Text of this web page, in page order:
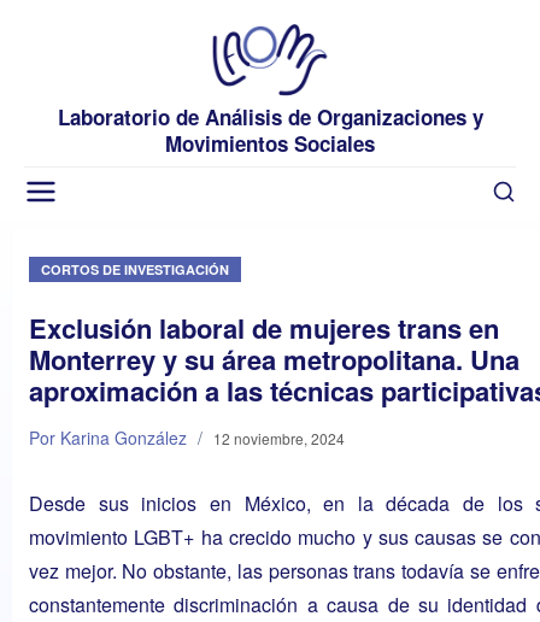
Laboratorio de Análisis de Organizaciones y
Movimientos Sociales
CORTOS DE INVESTIGACIÓN
Exclusión laboral de mujeres trans en
Monterrey y su área metropolitana. Una
aproximación a las técnicas
Por Karina González / 12 noviembre, 2024
Desde sus inicios en México, en la década de los
movimiento LGBT+ ha crecido mucho y sus causas se
vez mejor. No obstante, las personas trans todavía se
constantemente discriminación a causa de su identidad